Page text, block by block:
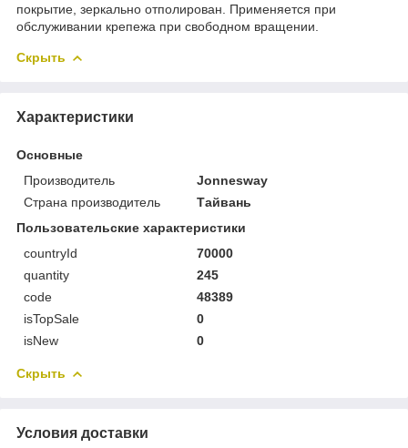
покрытие, зеркально отполирован. Применяется при
обслуживании крепежа при свободном вращении.
Скрыть
Характеристики
Основные
Производитель
Jonnesway
Страна производитель
Тайвань
Пользовательские характеристики
countryId
70000
quantity
245
code
48389
isTopSale
0
isNew
0
Скрыть
Условия доставки